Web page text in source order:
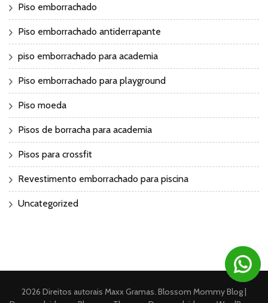
Piso emborrachado
Piso emborrachado antiderrapante
piso emborrachado para academia
Piso emborrachado para playground
Piso moeda
Pisos de borracha para academia
Pisos para crossfit
Revestimento emborrachado para piscina
Uncategorized
2026 Direitos autorais Maxx Gramas. Blossom Mommy Blog |